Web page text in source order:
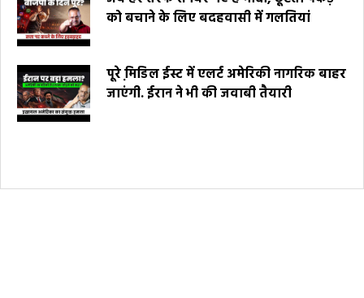
को बचाने के लिए बदहवासी में गलतियां
पूरे मि़डिल ईस्ट में एलर्ट अमेरिकी नागरिक बाहर
जाएंगी. ईरान ने भी की जवाबी तैयारी